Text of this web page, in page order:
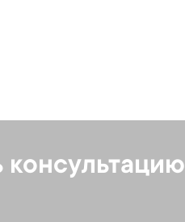
консультацию